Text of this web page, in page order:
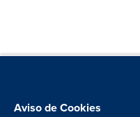
Aviso de Cookies